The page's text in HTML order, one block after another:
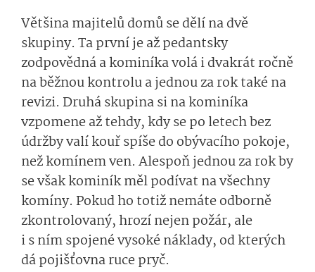
Většina majitelů domů se dělí na dvě
skupiny. Ta první je až pedantsky
zodpovědná a kominíka volá i dvakrát ročně
na běžnou kontrolu a jednou za rok také na
revizi. Druhá skupina si na kominíka
vzpomene až tehdy, kdy se po letech bez
údržby valí kouř spíše do obývacího pokoje,
než komínem ven. Alespoň jednou za rok by
se však kominík měl podívat na všechny
komíny. Pokud ho totiž nemáte odborně
zkontrolovaný, hrozí nejen požár, ale
i s ním spojené vysoké náklady, od kterých
dá pojišťovna ruce pryč.